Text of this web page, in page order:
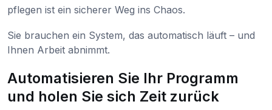
pflegen ist ein sicherer Weg ins Chaos.
Sie brauchen ein System, das automatisch läuft – und
Ihnen Arbeit abnimmt.
Automatisieren Sie Ihr Programm
und holen Sie sich Zeit zurück